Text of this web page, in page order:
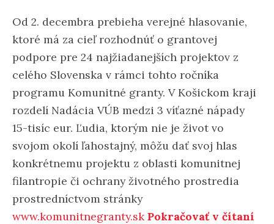
Od 2. decembra prebieha verejné hlasovanie,
ktoré má za cieľ rozhodnúť o grantovej
podpore pre 24 najžiadanejších projektov z
celého Slovenska v rámci tohto ročníka
programu Komunitné granty. V Košickom kraji
rozdelí Nadácia VÚB medzi 3 víťazné nápady
15-tisíc eur. Ľudia, ktorým nie je život vo
svojom okolí ľahostajný, môžu dať svoj hlas
konkrétnemu projektu z oblasti komunitnej
filantropie či ochrany životného prostredia
prostredníctvom stránky
www.komunitnegranty.sk Pokračovať v čítaní